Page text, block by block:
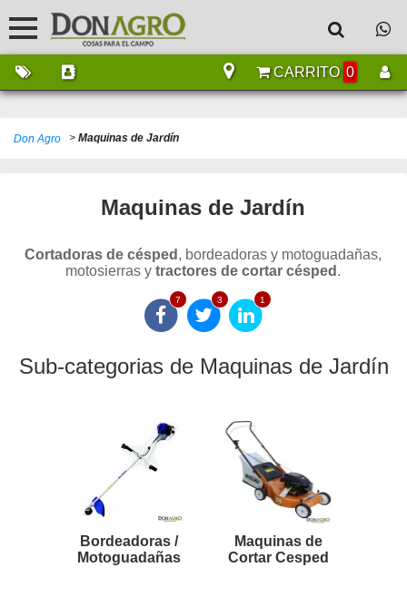
CARRITO 0
Don Agro > Maquinas de Jardín
Maquinas de Jardín
Cortadoras de césped , bordeadoras y motoguadañas,
motosierras ytractores de cortar césped .
7 3 1
Sub-categorias de Maquinas de Jardín
Bordeadoras /
Motoguadañas
Maquinas de
Cortar Cesped